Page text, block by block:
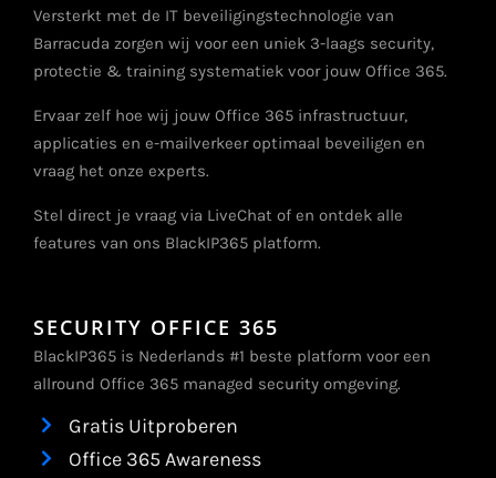
Versterkt met de IT beveiligingstechnologie van
Barracuda zorgen wij voor een uniek 3-laags security,
protectie & training systematiek voor jouw Office 365.
Ervaar zelf hoe wij jouw Office 365 infrastructuur,
applicaties en e-mailverkeer optimaal beveiligen en
vraag het onze experts.
Stel direct je vraag via LiveChat of en ontdek alle
features van ons BlackIP365 platform.
SECURITY OFFICE 365
BlackIP365 is Nederlands #1 beste platform voor een
allround Office 365 managed security omgeving.
Gratis Uitproberen
Office 365 Awareness